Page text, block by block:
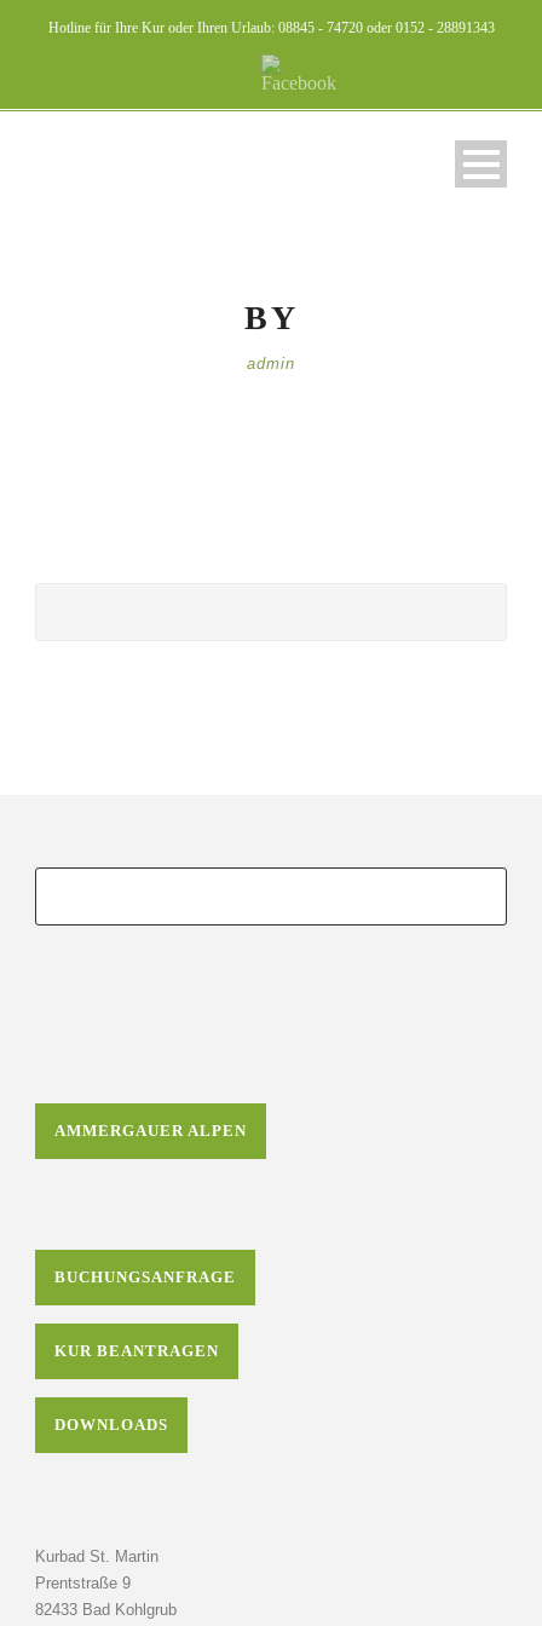
Hotline für Ihre Kur oder Ihren Urlaub: 08845 - 74720 oder 0152 - 28891343
BY
admin
AMMERGAUER ALPEN
BUCHUNGSANFRAGE
KUR BEANTRAGEN
DOWNLOADS
Kurbad St. Martin
Prentstraße 9
82433 Bad Kohlgrub